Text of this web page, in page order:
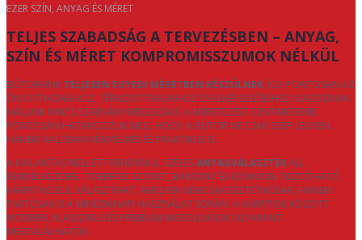
EZER SZÍN, ANYAG ÉS MÉRET
TELJES SZABADSÁG A TERVEZÉSBEN – ANYAG,
SZÍN ÉS MÉRET KOMPROMISSZUMOK NÉLKÜL
BÚTORAINK TELJESEN EGYEDI MÉRETBEN KÉSZÜLNEK, ÍGY PONTOSAN AZ
ÖN OTTHONÁHOZ, TÉRADOTTSÁGAIHOZ ÉS ELKÉPZELÉSEIHEZ IGAZODNAK.
NÁLUNK NINCS SZABVÁNYMEGOLDÁS: A MÉRETEZÉST CENTIMÉTERRE
PONTOSAN HATÁROZZUK MEG, HOGY A BÚTOR NE CSAK SZÉP LEGYEN,
HANEM VALÓBAN KÉNYELMES ÉS PRAKTIKUS IS.
A KIALAKÍTÁS MELLETT RENDKÍVÜL SZÉLESANYAGVÁLASZTÉKÁLL
RENDELKEZÉSRE. TÖBBFÉLE SZÖVET, BÁRSONY ÉS KÖNNYEN TISZTÍTHATÓ
KÁRPIT KÖZÜL VÁLASZTHAT, AMELYEK NEMCSAK ESZTÉTIKUSAK, HANEM
TARTÓSAK IS A MINDENNAPI HASZNÁLAT SORÁN. A KÁRPITOK KÖZÖTT
MODERN, KLASSZIKUS ÉS PRÉMIUM MEGOLDÁSOK EGYARÁNT
MEGTALÁLHATÓK.